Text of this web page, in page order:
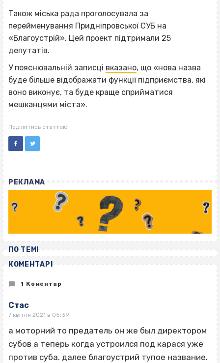
Також міська рада проголосувала за
перейменування Придніпровської СУБ на
«Благоустрій». Цей проект підтримали 25
депутатів.
У пояснювальній записці вказано, що «нова назва
буде більше відображати функції підприємства, які
воно виконує, та буде краще сприйматися
мешканцями міста».
Поділитись статтею
РЕКЛАМА
ПО ТЕМІ
КОМЕНТАРІ
1 Коментар
Стас
7 квітня 2021 в 05:39
а моторний то предатель он же был директором
субов а теперь когда устроился под карася уже
против суба. далее благоустрий тупое название.